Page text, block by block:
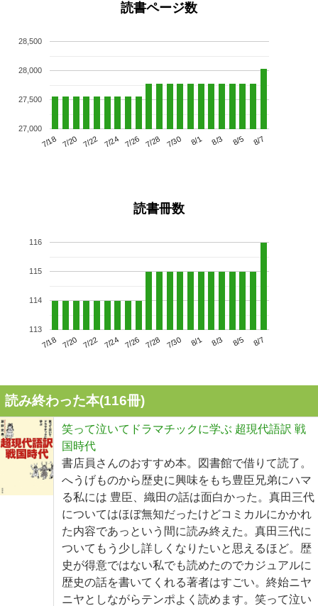
読書ページ数
7/18 7/20 7/22 7/24 7/26 7/28 7/30 8/1 8/3 8/5 8/7
27,000
27,500
28,000
28,500
読書冊数
7/18 7/20 7/22 7/24 7/26 7/28 7/30 8/1 8/3 8/5 8/7
113
114
115
116
読み終わった本(116冊)
笑って泣いてドラマチックに学ぶ 超現代語訳 戦
国時代
書店員さんのおすすめ本。図書館で借りて読了。
へうげものから歴史に興味をもち豊臣兄弟にハマ
る私には 豊臣、織田の話は面白かった。真田三代
についてはほぼ無知だったけどコミカルにかかれ
た内容であっという間に読み終えた。真田三代に
ついてもう少し詳しくなりたいと思えるほど。歴
史が得意ではない私でも読めたのでカジュアルに
歴史の話を書いてくれる著者はすごい。終始ニヤ
ニヤとしながらテンポよく読めます。笑って泣い